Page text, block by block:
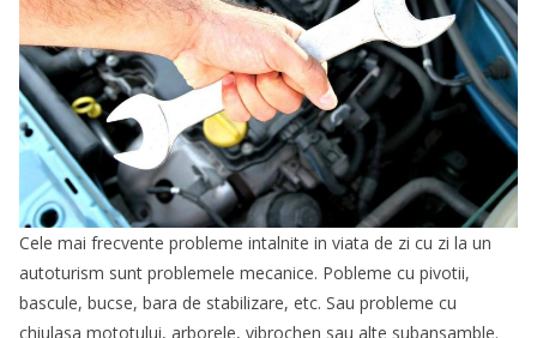
Cele mai frecvente probleme intalnite in viata de zi cu zi la un
autoturism sunt problemele mecanice. Pobleme cu pivotii,
bascule, bucse, bara de stabilizare, etc. Sau probleme cu
chiulasa mototului, arborele, vibrochen sau alte subansamble.